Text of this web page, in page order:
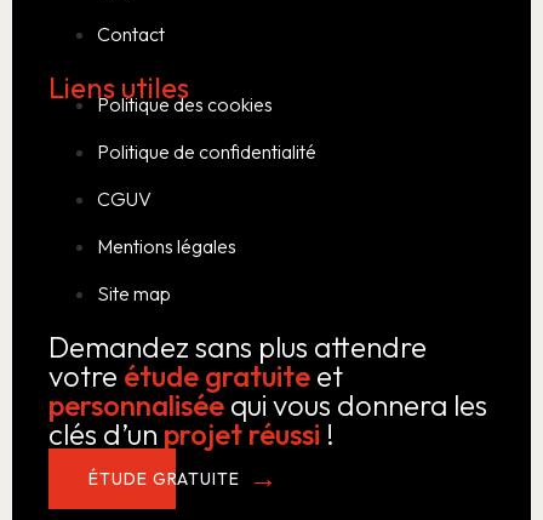
Contact
Liens utiles
Politique des cookies
Politique de confidentialité
CGUV
Mentions légales
Site map
Demandez sans plus attendre
votre étude gratuite et
personnalisée qui vous donnera les
clés d’un projet réussi !
ÉTUDE GRATUITE